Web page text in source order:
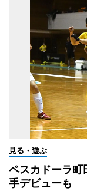
見る・遊ぶ
ペスカドーラ
手デビューも